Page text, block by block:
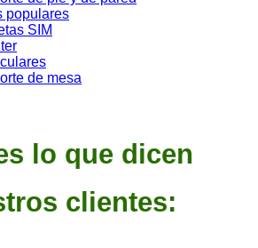
populares
SIM
de mesa
lo que dicen
clientes: